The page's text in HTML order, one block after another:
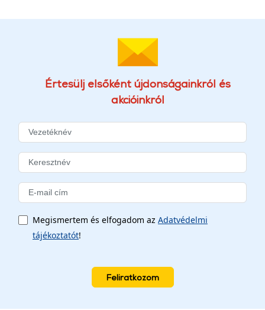
Értesülj elsőként újdonságainkról és
akcióinkról
Megismertem és elfogadom az Adatvédelmi
tájékoztatót!
Feliratkozom